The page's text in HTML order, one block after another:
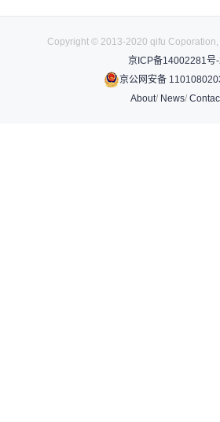
Copyright © 2013-2020 qifu
京ICP备14002281号
京公网安备
About/ News/